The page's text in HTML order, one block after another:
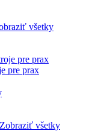
všetky
pre prax
Zobraziť všetky